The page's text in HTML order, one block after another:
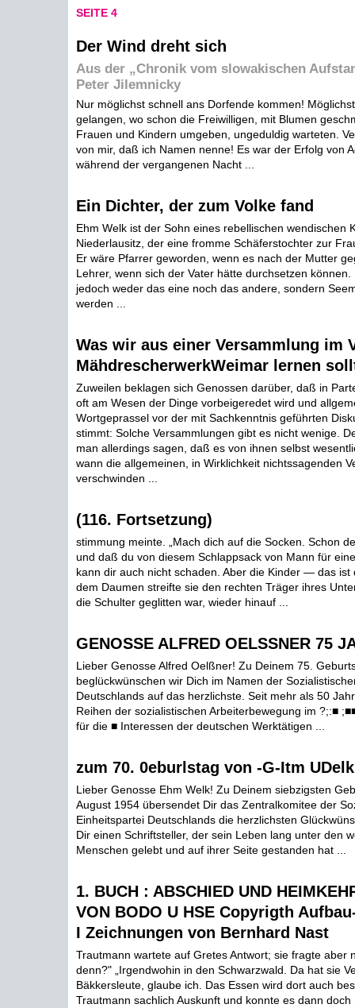
SEITE 4
Der Wind dreht sich
Aus der „Chronik vom slowakischen
Peter Jilemnicky
Nur möglichst schnell ans Dorfende kommen!
gelangen, wo schon die Freiwilligen, mit Blumen
Frauen und Kindern umgeben, ungeduldig warteten.
von mir, daß ich Namen nenne! Es war der Erfolg von
während der vergangenen Nacht ...
Ein Dichter, der zum Volke fand
Ehm Welk ist der Sohn eines rebellischen wendischen
Niederlausitz, der eine fromme Schäferstochter zur
Er wäre Pfarrer geworden, wenn es nach der Mutter
Lehrer, wenn sich der Vater hätte durchsetzen können.
jedoch weder das eine noch das andere, sondern
werden ...
Was wir aus einer Versammlung im
MähdrescherwerkWeimar lernen
Zuweilen beklagen sich Genossen darüber, daß in
oft am Wesen der Dinge vorbeigeredet wird und
Wortgeprassel vor der mit Sachkenntnis geführten
stimmt: Solche Versammlungen gibt es nicht wenige.
man allerdings sagen, daß es von ihnen selbst
wann die allgemeinen, in Wirklichkeit nichtssagenden
verschwinden ...
(116. Fortsetzung)
stimmung meinte. „Mach dich auf die Socken. Schon
und daß du von diesem Schlappsack von Mann für
kann dir auch nicht schaden. Aber die Kinder — das ist
dem Daumen streifte sie den rechten Träger ihres
die Schulter geglitten war, wieder hinauf ...
GENOSSE ALFRED OELSSNER 75
Lieber Genosse Alfred Oelßner! Zu Deinem 75.
beglückwünschen wir Dich im Namen der
Deutschlands auf das herzlichste. Seit mehr als 50
Reihen der sozialistischen Arbeiterbewegung im ?;:■
für die ■ Interessen der deutschen Werktätigen ...
zum 70. 0eburlstag von -G-Itm UDelk
Lieber Genosse Ehm Welk! Zu Deinem siebzigsten
August 1954 übersendet Dir das Zentralkomitee der
Einheitspartei Deutschlands die herzlichsten
Dir einen Schriftsteller, der sein Leben lang unter den
Menschen gelebt und auf ihrer Seite gestanden hat ...
1. BUCH : ABSCHIED UND
VON BODO U HSE Copyrigth
I Zeichnungen von Bernhard Nast
Trautmann wartete auf Gretes Antwort; sie fragte aber
denn?" „Irgendwohin in den Schwarzwald. Da hat sie
Bäkkersleute, glaube ich. Das Essen wird dort auch
Trautmann sachlich Auskunft und konnte es dann doch